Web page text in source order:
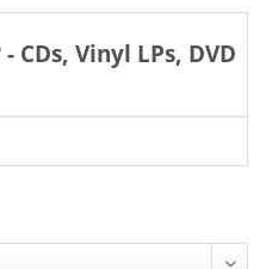
- CDs, Vinyl LPs, DVD